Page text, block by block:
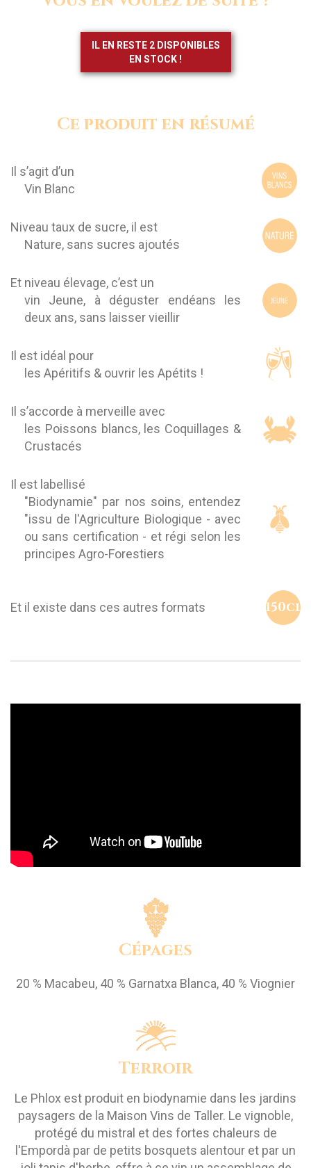
IL EN RESTE 2 DISPONIBLES
EN STOCK !
Ce produit en résumé
Il s’agit d’un
Vin Blanc
Niveau taux de sucre, il est
Nature, sans sucres ajoutés
Et niveau élevage, c’est un
vin Jeune, à déguster endéans les
deux ans, sans laisser vieillir
Il est idéal pour
les Apéritifs & ouvrir les Apétits !
Il s’accorde à merveille avec
les Poissons blancs, les Coquillages &
Crustacés
Il est labellisé
"Biodynamie" par nos soins, entendez
"issu de l'Agriculture Biologique - avec
ou sans certification - et régi selon les
principes Agro-Forestiers
Et il existe dans ces autres formats 150cl
Cépages
20 % Macabeu, 40 % Garnatxa Blanca, 40 % Viognier
Terroir
Le Phlox est produit en biodynamie dans les jardins
paysagers de la Maison Vins de Taller. Le vignoble,
protégé du mistral et des fortes chaleurs de
l'Empordà par de petits bosquets alentour et par un